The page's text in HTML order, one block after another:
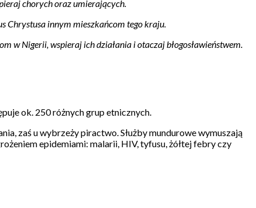
chorych oraz umierających.
Chrystusa innym mieszkańcom tego kraju.
w Nigerii, wspieraj ich działania i otaczaj błogosławieństwem.
ok. 250 różnych grup etnicznych.
zaś u wybrzeży piractwo. Służby mundurowe wymuszają
epidemiami: malarii, HIV, tyfusu, żółtej febry czy